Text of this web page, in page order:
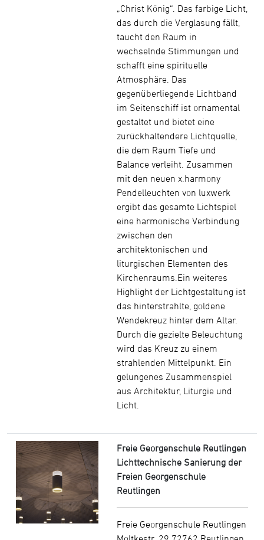
„Christ König“. Das farbige Licht,
das durch die Verglasung fällt,
taucht den Raum in
wechselnde Stimmungen und
schafft eine spirituelle
Atmosphäre. Das
gegenüberliegende Lichtband
im Seitenschiff ist ornamental
gestaltet und bietet eine
zurückhaltendere Lichtquelle,
die dem Raum Tiefe und
Balance verleiht. Zusammen
mit den neuen x.harmony
Pendelleuchten von luxwerk
ergibt das gesamte Lichtspiel
eine harmonische Verbindung
zwischen den
architektonischen und
liturgischen Elementen des
Kirchenraums.Ein weiteres
Highlight der Lichtgestaltung ist
das hinterstrahlte, goldene
Wendekreuz hinter dem Altar.
Durch die gezielte Beleuchtung
wird das Kreuz zu einem
strahlenden Mittelpunkt. Ein
gelungenes Zusammenspiel
aus Architektur, Liturgie und
Licht.
Freie Georgenschule Reutlingen
Lichttechnische Sanierung der
Freien Georgenschule
Reutlingen
Freie Georgenschule Reutlingen